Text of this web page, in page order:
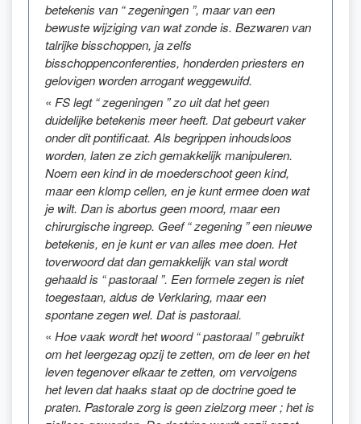
betekenis van “ zegeningen ”, maar van een
bewuste wijziging van wat zonde is. Bezwaren van
talrijke bisschoppen, ja zelfs
bisschoppenconferenties, honderden priesters en
gelovigen worden arrogant weggewuifd.
« FS legt “ zegeningen ” zo uit dat het geen
duidelijke betekenis meer heeft. Dat gebeurt vaker
onder dit pontificaat. Als begrippen inhoudsloos
worden, laten ze zich gemakkelijk manipuleren.
Noem een kind in de moederschoot geen kind,
maar een klomp cellen, en je kunt ermee doen wat
je wilt. Dan is abortus geen moord, maar een
chirurgische ingreep. Geef “ zegening ” een nieuwe
betekenis, en je kunt er van alles mee doen. Het
toverwoord dat dan gemakkelijk van stal wordt
gehaald is “ pastoraal ”. Een formele zegen is niet
toegestaan, aldus de Verklaring, maar een
spontane zegen wel. Dat is pastoraal.
« Hoe vaak wordt het woord “ pastoraal ” gebruikt
om het leergezag opzij te zetten, om de leer en het
leven tegenover elkaar te zetten, om vervolgens
het leven dat haaks staat op de doctrine goed te
praten. Pastorale zorg is geen zielzorg meer ; het is